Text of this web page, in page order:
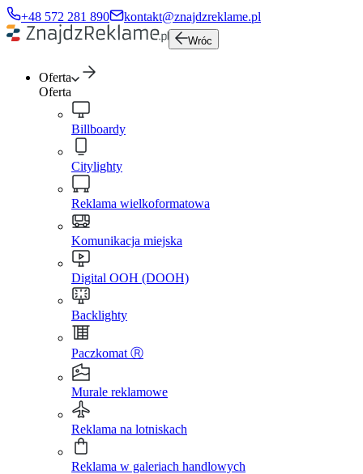
+48 572 281 890 kontakt@znajdzreklame.pl
Wróc
Oferta
Oferta
Billboardy
Citylighty
Reklama wielkoformatowa
Komunikacja miejska
Digital OOH (DOOH)
Backlighty
Paczkomat Ⓡ
Murale reklamowe
Reklama na lotniskach
Reklama w galeriach handlowych